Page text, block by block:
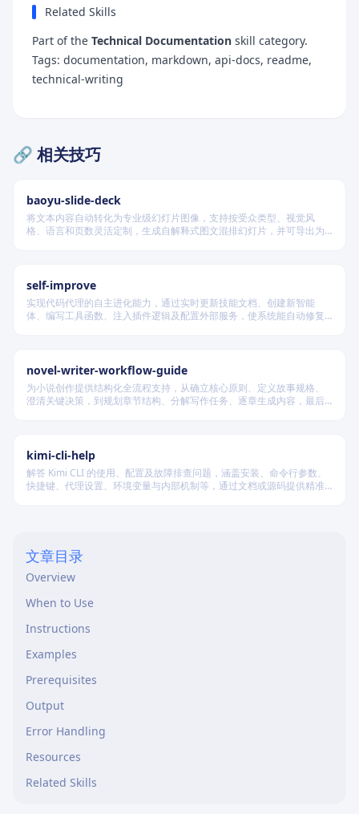
Related Skills
Part of the Technical Documentation skill category.
Tags: documentation, markdown, api-docs, readme,
technical-writing
🔗 相关技巧
baoyu-slide-deck
将文本内容自动转化为专业级幻灯片图像，支持按受众类型、视觉风
格、语言和页数灵活定制，生成自解释式图文混排幻灯片，并可导出为
self-improve
实现代码代理的自主进化能力，通过实时更新技能文档、创建新智能
体、编写工具函数、注入插件逻辑及配置外部服务，使系统能自动修复
novel-writer-workflow-guide
为小说创作提供结构化全流程支持，从确立核心原则、定义故事规格、
澄清关键决策，到规划章节结构、分解写作任务、逐章生成内容，最后
kimi-cli-help
解答 Kimi CLI 的使用、配置及故障排查问题，涵盖安装、命令行参数、
快捷键、代理设置、环境变量与内部机制等，通过文档或源码提供精准
文章目录
Overview
When to Use
Instructions
Examples
Prerequisites
Output
Error Handling
Resources
Related Skills